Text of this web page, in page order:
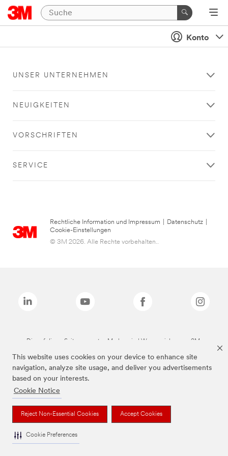
This website uses cookies on your device to enhance site
navigation, analyze site usage, and deliver you advertisements
based on your interests.
Cookie Notice
Reject Non-Essential Cookies Accept Cookies
Cookie Preferences
Konto
UNSER UNTERNEHMEN
NEUIGKEITEN
VORSCHRIFTEN
SERVICE
Rechtliche Information und Impressum Datenschutz
Cookie-Einstellungen
© 3M 2026. Alle Rechte vorbehalten..
Die auf dieser Seite genannten Marken sind Warenzeichen von 3M.